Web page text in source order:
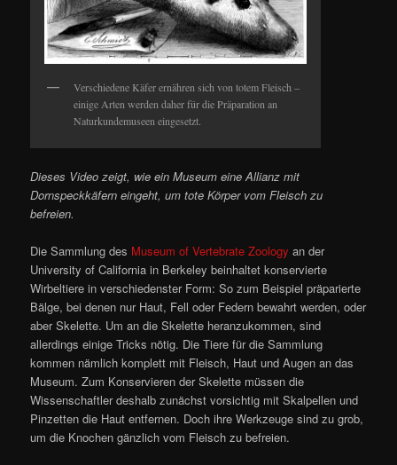
Verschiedene Käfer ernähren sich von totem Fleisch –
einige Arten werden daher für die Präparation an
Naturkundemuseen eingesetzt.
Dieses Video zeigt, wie ein Museum eine Allianz mit
Dornspeckkäfern eingeht, um tote Körper vom Fleisch zu
befreien.
Die Sammlung des Museum of Vertebrate Zoology an der
University of California in Berkeley beinhaltet konservierte
Wirbeltiere in verschiedenster Form: So zum Beispiel präparierte
Bälge, bei denen nur Haut, Fell oder Federn bewahrt werden, oder
aber Skelette. Um an die Skelette heranzukommen, sind
allerdings einige Tricks nötig. Die Tiere für die Sammlung
kommen nämlich komplett mit Fleisch, Haut und Augen an das
Museum. Zum Konservieren der Skelette müssen die
Wissenschaftler deshalb zunächst vorsichtig mit Skalpellen und
Pinzetten die Haut entfernen. Doch ihre Werkzeuge sind zu grob,
um die Knochen gänzlich vom Fleisch zu befreien.